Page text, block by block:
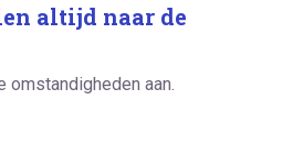
altijd naar de
aan.